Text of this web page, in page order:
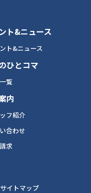
ト&ニュース
ト&ニュース
ひとコマ
覧
内
フ紹介
合わせ
求
サイトマップ